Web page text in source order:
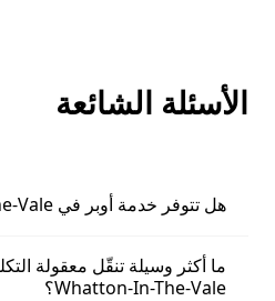
الأسئلة الشائعة
هل تتوفر خدمة أوبر في Whatton-In-The-Vale؟
ما أكثر وسيلة تنقّل معقولة
Whatton-In-The-Vale؟